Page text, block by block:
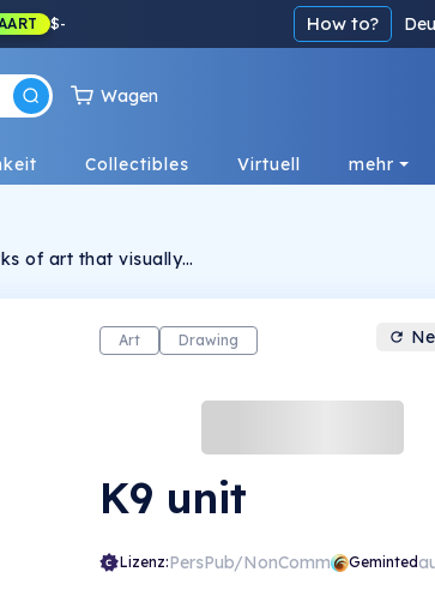
$- How to?
Wagen
Collectibles Virtuell mehr
of art that visually
Art Drawing
K9 unit
Lizenz:PersPub/NonComm Geminted